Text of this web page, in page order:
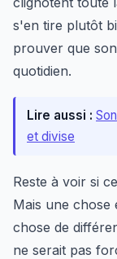
s'en tire plutôt
prouver que
quotidien.
Lire aussi :
et divise
Reste à voir si
Mais une chose
chose de
ne serait pas